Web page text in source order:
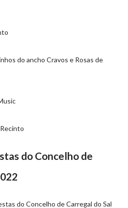
do ancho Cravos e Rosas de
do Concelho de
do Concelho de Carregal do Sal